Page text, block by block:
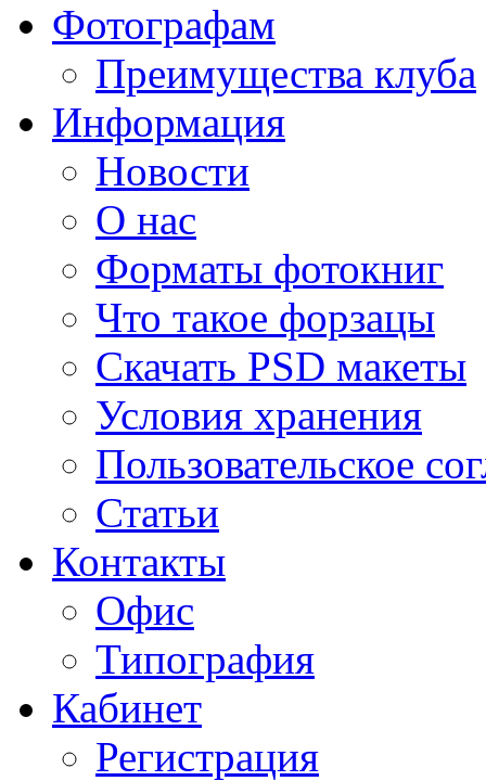
Фотографам
Преимущества клуба
Информация
Новости
О нас
Форматы фотокниг
Что такое форзацы
Скачать PSD макеты
Условия хранения
Пользовательское
Статьи
Контакты
Офис
Типография
Кабинет
Регистрация